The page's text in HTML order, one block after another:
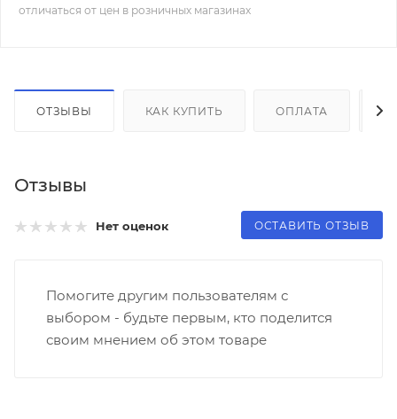
отличаться от цен в розничных магазинах
ОТЗЫВЫ КАК КУПИТЬ ОПЛАТА
Отзывы
Нет оценок ОСТАВИТЬ ОТЗЫВ
Помогите другим пользователям с
выбором - будьте первым, кто поделится
своим мнением об этом товаре